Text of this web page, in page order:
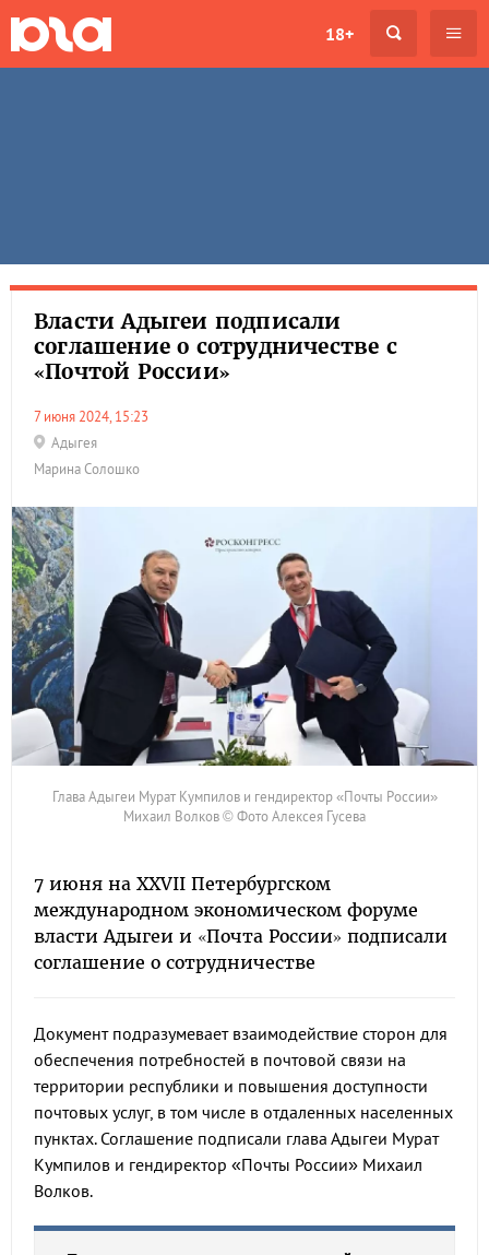
18+
Власти Адыгеи подписали
соглашение о сотрудничестве с
«Почтой России»
7 июня 2024, 15:23
Адыгея
Марина Солошко
Глава Адыгеи Мурат Кумпилов и гендиректор «Почты России»
Михаил Волков © Фото Алексея Гусева
7 июня на XXVII Петербургском
международном экономическом форуме
власти Адыгеи и «Почта России» подписали
соглашение о сотрудничестве
Документ подразумевает взаимодействие сторон для
обеспечения потребностей в почтовой связи на
территории республики и повышения доступности
почтовых услуг, в том числе в отдаленных населенных
пунктах. Соглашение подписали глава Адыгеи Мурат
Кумпилов и гендиректор «Почты России» Михаил
Волков.